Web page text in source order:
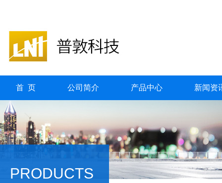
首 页 公司简介 产品中心 新闻资
PRODUCTS